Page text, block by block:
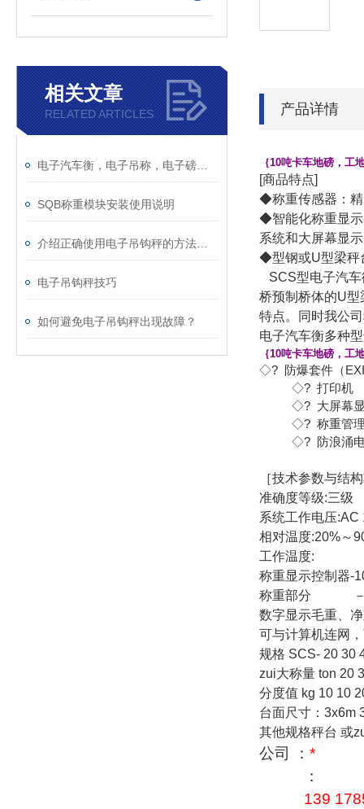
相关文章
RELATED ARTICLES
SQB称重模块安装使用说明
电子吊钩秤技巧
如何避免电子吊钩秤出现故障？
产品详情
｛10吨卡车地磅，工
[商品特点]
◆称重传感器：精
◆智能化称重显示
系统和大屏幕显
◆型钢或U型梁秤
SCS型电子汽车
桥预制桥体的U
特点。同时我公
电子汽车衡多种
｛10吨卡车地磅，工
◇? 防爆套件（
◇? 打印机 （
◇? 大屏幕显示
◇? 称重管理
◇? 防浪涌电源
［技术参数与结
准确度等级:三级
系统工作电压
相对温度:20%～
工作温度:
称重显示控制器-
称重部分 －
数字显示毛重、
可与计算机连网
规格 SCS- 20 30
zui大称量 ton 20
分度值 kg 10 10
台面尺寸：
其他规格秤台 或
公司 ： *
：
139